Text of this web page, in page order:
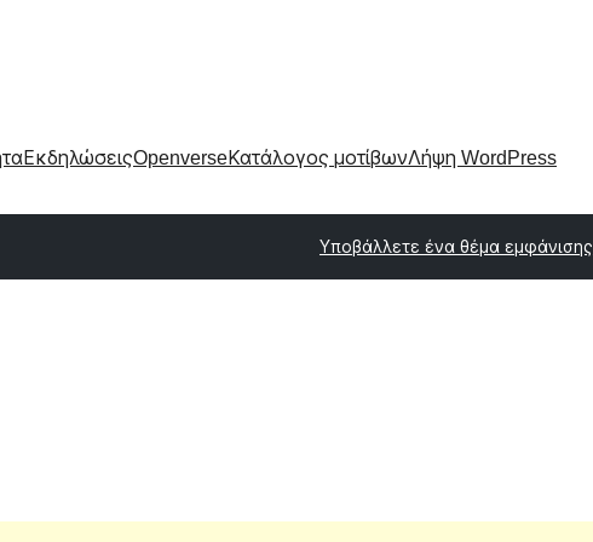
ΕκδηλώσειςOpenverseΚατάλογος μοτίβωνΛήψη WordPress
Υποβάλλετε ένα θέμα εμφάνισης